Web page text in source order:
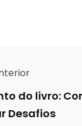
do livro:
Desafios